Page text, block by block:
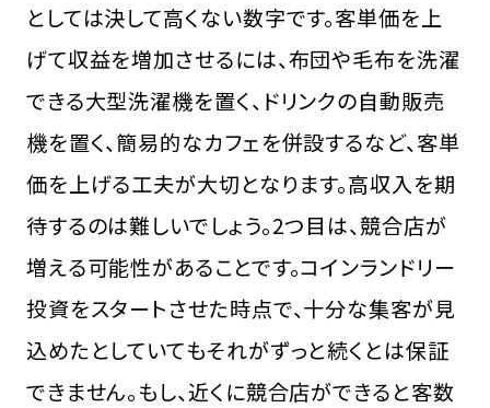
としては決して高くない数字です。客単価を上
げて収益を増加させるには、布団や毛布を洗濯
できる大型洗濯機を置く、ドリンクの自動販売
機を置く、簡易的なカフェを併設するなど、客単
価を上げる工夫が大切となります。高収入を期
待するのは難しいでしょう。2つ目は、競合店が
増える可能性があることです。コインランドリー
投資をスタートさせた時点で、十分な集客が見
込めたとしていてもそれがずっと続くとは保証
できません。もし、近くに競合店ができると客数